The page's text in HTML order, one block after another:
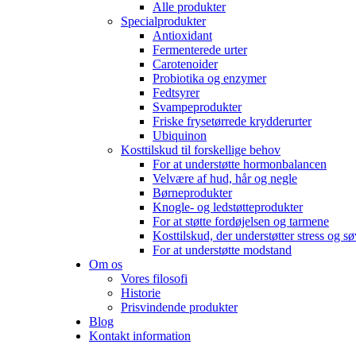
Alle produkter
Specialprodukter
Antioxidant
Fermenterede urter
Carotenoider
Probiotika og enzymer
Fedtsyrer
Svampeprodukter
Friske frysetørrede krydderurter
Ubiquinon
Kosttilskud til forskellige behov
For at understøtte hormonbalancen
Velvære af hud, hår og negle
Børneprodukter
Knogle- og ledstøtteprodukter
For at støtte fordøjelsen og tarmene
Kosttilskud, der understøtter stress og
For at understøtte modstand
Om os
Vores filosofi
Historie
Prisvindende produkter
Blog
Kontakt information